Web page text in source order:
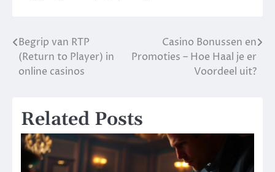
Post
navigation
Begrip van RTP
(Return to Player) in
online casinos
Casino Bonussen en
Promoties – Hoe Haal je er
Voordeel uit?
Related Posts